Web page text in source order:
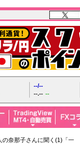
--/--
--.-- --
の奈那子さんに聞く(1)「一